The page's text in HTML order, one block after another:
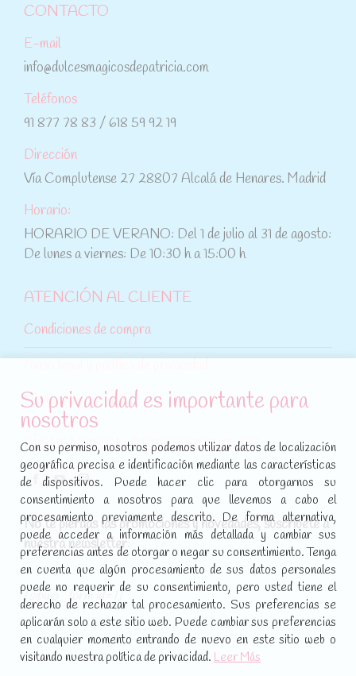
CONTACTO
E-mail
info@dulcesmagicosdepatricia.com
Teléfonos
91 877 78 83 / 618 59 92 19
Dirección
Vía Complutense 27 28807 Alcalá de Henares. Madrid
Horario:
HORARIO DE VERANO: Del 1 de julio al 31 de agosto:
De lunes a viernes: De 10:30 h a 15:00 h
ATENCIÓN AL CLIENTE
Condiciones de compra
Política de cookies
SÍGUENOS EN REDES SOCIALES
Encuéntranos en:
Facebook
page
opens
in
new
window
YouTube
page
opens
in
new
window
Instagram
page
opens
in
new
window
No te pierdas las promociones y novedades, suscríbete a
nuestra newsletter:
[sibwp_form id=1]
Su privacidad es importante para
nosotros
Con su permiso, nosotros podemos utilizar datos de localización
geográfica precisa e identificación mediante las características
de dispositivos. Puede hacer clic para otorgarnos su
consentimiento a nosotros para que llevemos a cabo el
procesamiento previamente descrito. De forma alternativa,
puede acceder a información más detallada y cambiar sus
preferencias antes de otorgar o negar su consentimiento. Tenga
en cuenta que algún procesamiento de sus datos personales
puede no requerir de su consentimiento, pero usted tiene el
derecho de rechazar tal procesamiento. Sus preferencias se
aplicarán solo a este sitio web. Puede cambiar sus preferencias
en cualquier momento entrando de nuevo en este sitio web o
visitando nuestra política de privacidad. Leer Más